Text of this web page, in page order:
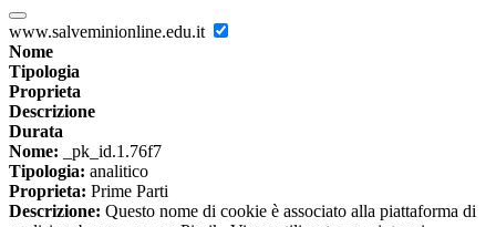
www.salveminionline.edu.it
Nome
Tipologia
Proprieta
Descrizione
Durata
Nome: _pk_id.1.76f7
Tipologia: analitico
Proprieta: Prime Parti
Descrizione: Questo nome di cookie è associato alla piattaforma di